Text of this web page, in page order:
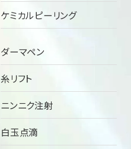
ケミカルピーリング
ダーマペン
糸リフト
ニンニク注射
白玉点滴